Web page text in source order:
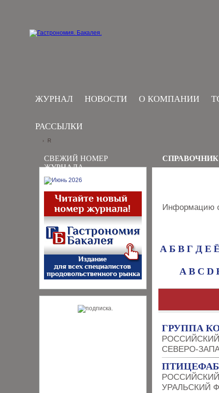
ЖУРНАЛ НОВОСТИ О КОМПАНИИ
РАССЫЛКИ
СВЕЖИЙ НОМЕР
ЖУРНАЛА
› R
Информацию
А Б В Г Д Е
A B C D
ГРУППА
СЕВЕРО-
УРАЛЬСКИЙ